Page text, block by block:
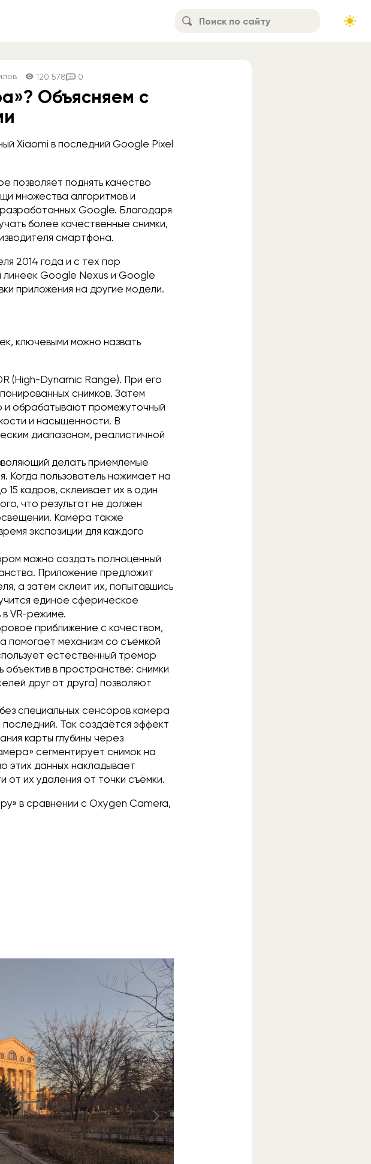
120 578 0
Объясняем с
Xiaomi в последний Google Pixel
позволяет поднять качество
множества алгоритмов и
Google. Благодаря
более качественные снимки,
смартфона.
2014 года и с тех пор
Google Nexus и Google
приложения на другие модели.
ключевыми можно назвать
(High-Dynamic Range). При его
снимков. Затем
и обрабатывают промежуточный
и насыщенности. В
диапазоном, реалистичной
делать приемлемые
Когда пользователь нажимает на
кадров, склеивает их в один
что результат не должен
Камера также
экспозиции для каждого
можно создать полноценный
Приложение предложит
а затем склеит их, попытавшись
единое сферическое
VR-режиме.
приближение с качеством,
помогает механизм со съёмкой
естественный тремор
в пространстве: снимки
друг от друга) позволяют
специальных сенсоров камера
Так создаётся эффект
карты глубины через
сегментирует снимок на
этих данных накладывает
от их удаления от точки съёмки.
в сравнении с Oxygen Camera,